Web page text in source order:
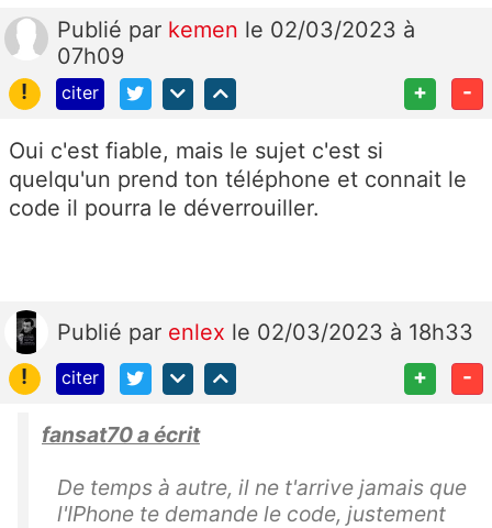
Publié par kemen le 02/03/2023 à
07h09
!
citer + -
Oui c'est fiable, mais le sujet c'est si
quelqu'un prend ton téléphone et connait le
code il pourra le déverrouiller.
Publié par enlex le 02/03/2023 à 18h33
!
citer + -
fansat70 a écrit
De temps à autre, il ne t'arrive jamais que
l'IPhone te demande le code, justement